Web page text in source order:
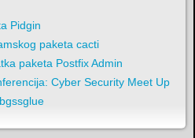
Pidgin
paketa cacti
paketa Postfix Admin
Cyber Security Meet Up